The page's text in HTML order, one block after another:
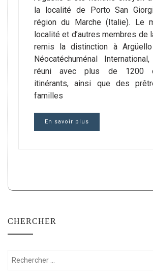
la localité de Porto San
région du Marche (Italie). Le
localité et d’autres membres de
remis la distinction à
Néocatéchuménal
réuni avec plus de 1200
itinérants, ainsi que des
familles
En savoir plus
CHERCHER
Rechercher: